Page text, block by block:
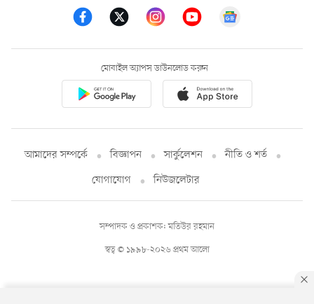
মোবাইল অ্যাপস ডাউনলোড করুন
আমাদের সম্পর্কে বিজ্ঞাপন সার্কুলেশন
নীতি ও শর্ত
যোগাযোগ
নিউজলেটার
স্বত্ব © ১৯৯৮-২০২৬ প্রথম আলো
সম্পাদক ও প্রকাশক: মতিউর রহমান